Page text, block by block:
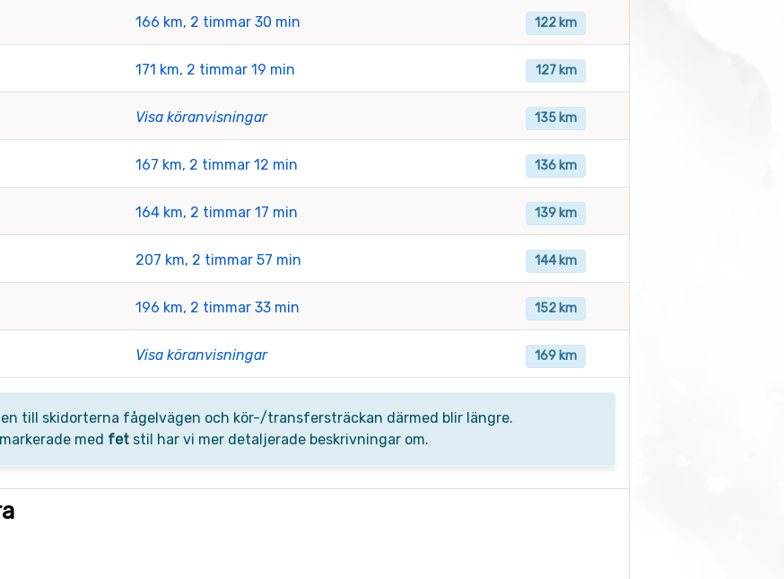
166 km, 2 timmar 30 min 122 km
171 km, 2 timmar 19 min 127 km
Visa köranvisningar 135 km
167 km, 2 timmar 12 min 136 km
164 km, 2 timmar 17 min 139 km
207 km, 2 timmar 57 min 144 km
196 km, 2 timmar 33 min 152 km
Visa köranvisningar 169 km
till skidorterna fågelvägen och kör-/transfersträckan därmed blir längre.
med fet stil har vi mer detaljerade beskrivningar om.